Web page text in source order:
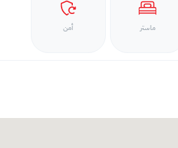
ماستر أمن